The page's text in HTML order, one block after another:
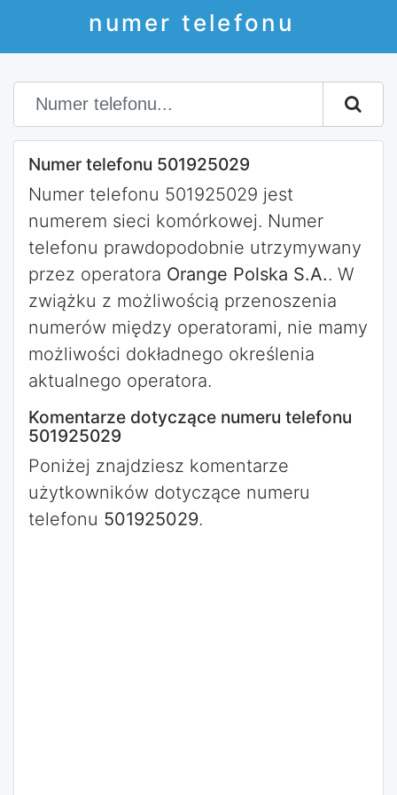
numer telefonu
Numer telefonu 501925029
Numer telefonu 501925029 jest
numerem sieci komórkowej. Numer
telefonu prawdopodobnie utrzymywany
przez operatora Orange Polska S.A.. W
zwiążku z możliwością przenoszenia
numerów między operatorami, nie mamy
możliwości dokładnego określenia
aktualnego operatora.
Komentarze dotyczące numeru telefonu
501925029
Poniżej znajdziesz komentarze
użytkowników dotyczące numeru
telefonu 501925029.